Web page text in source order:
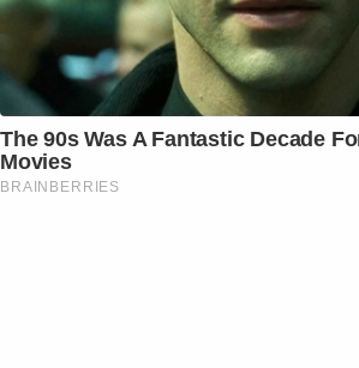
The 90s Was A Fantastic Decade
Movies
BRAINBERRIES